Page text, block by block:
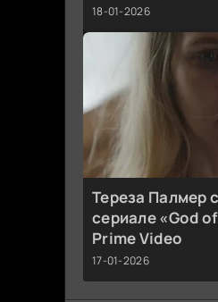
18-01-2026
Тереза Палмер
сериале «God
Prime Video
17-01-2026